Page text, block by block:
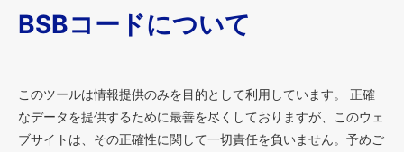
BSBコードについて
このツールは情報提供のみを目的として利用しています。 正確
なデータを提供するために最善を尽くしておりますが、このウェ
ブサイトは、その正確性に関して一切責任を負いません。予めご